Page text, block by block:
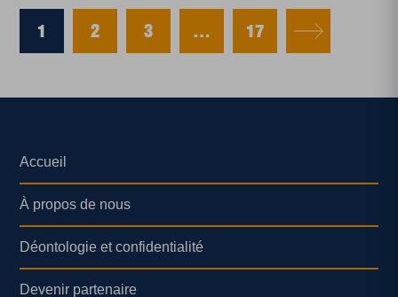
1 2 3 … 17
Accueil
À propos de nous
Déontologie et confidentialité
Devenir partenaire